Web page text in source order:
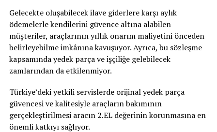
Gelecekte oluşabilecek ilave giderlere karşı aylık
ödemelerle kendilerini güvence altına alabilen
müşteriler, araçlarının yıllık onarım maliyetini önceden
belirleyebilme imkânına kavuşuyor. Ayrıca, bu sözleşme
kapsamında yedek parça ve işçiliğe gelebilecek
zamlarından da etkilenmiyor.
Türkiye’deki yetkili servislerde orijinal yedek parça
güvencesi ve kalitesiyle araçların bakımının
gerçekleştirilmesi aracın 2.EL değerinin korunmasına en
önemli katkıyı sağlıyor.